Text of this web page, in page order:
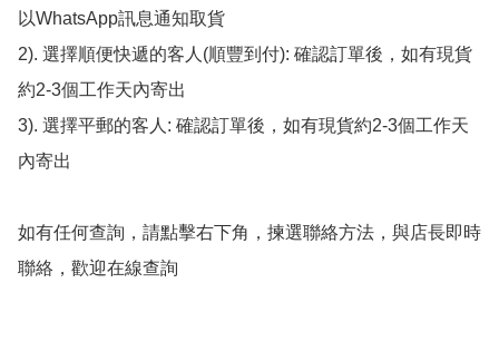
以WhatsApp訊息通知取貨
2). 選擇順便快遞的客人(順豐到付): 確認訂單後，如有現貨
約2-3個工作天內寄出
3). 選擇平郵的客人: 確認訂單後，如有現貨約2-3個工作天
內寄出
如有任何查詢，請點擊右下角，揀選聯絡方法，與店長即時
聯絡，歡迎在線查詢